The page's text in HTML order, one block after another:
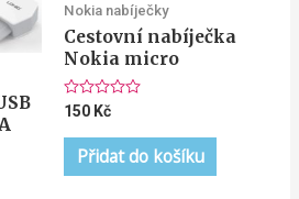
Nokia nabíječky
Cestovní nabíječka
Nokia micro
Hodnocení
z
150 Kč
Přidat do košíku